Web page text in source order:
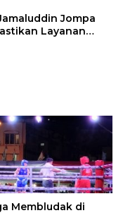
Jompa
Layanan
Membludak di